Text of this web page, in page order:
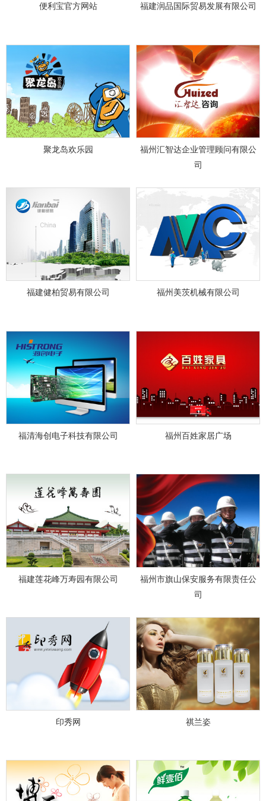
便利宝官方网站 福建润品国际贸易发展有限公司
聚龙岛欢乐园
福州汇智达企业管理顾问有限公
司
福建健柏贸易有限公司 福州美茨机械有限公司
福清海创电子科技有限公司 福州百姓家居广场
福建莲花峰万寿园有限公司
福州市旗山保安服务有限责任公
司
印秀网 祺兰姿